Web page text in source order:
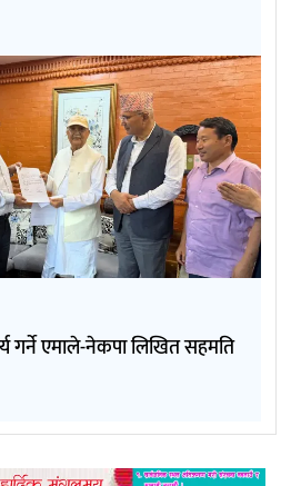
गर्ने एमाले-नेकपा लिखित सहमति